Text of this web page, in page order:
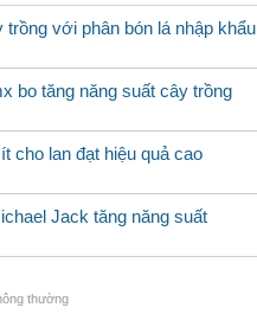
với phân bón lá nhập khẩu
bo tăng năng suất cây trồng
cho lan đạt hiệu quả cao
Jack tăng năng suất
thường